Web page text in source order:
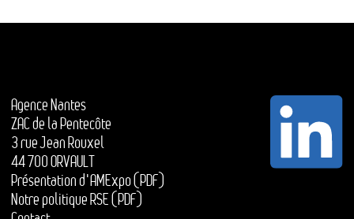
Agence Nantes
ZAC de la Pentecôte
3 rue Jean Rouxel
44 700 ORVAULT
Présentation d'AMExpo (PDF)
Notre politique RSE (PDF)